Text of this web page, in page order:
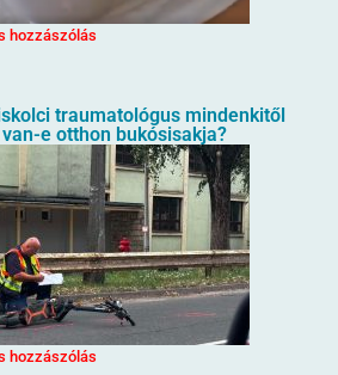
hozzászólás
traumatológus mindenkitől
e otthon bukósisakja?
hozzászólás